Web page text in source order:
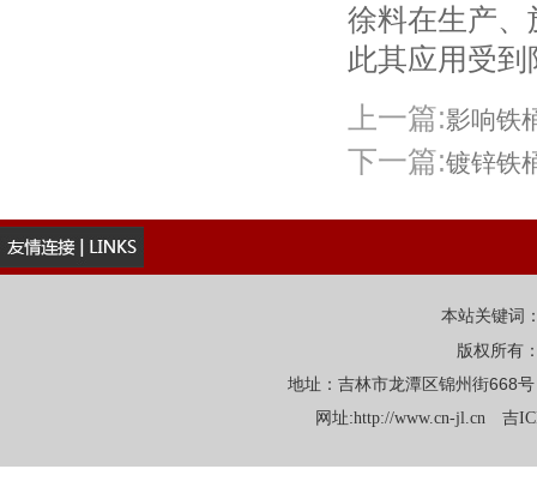
徐料在生产
此其应用受到
上一篇:影响铁
下一篇:镀锌铁
本站关键词
版权所有
地址：吉林市龙潭区锦州街
网址:http://www.cn-jl.cn 吉